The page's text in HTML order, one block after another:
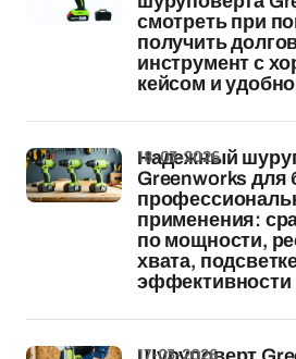
смотреть при
получить
инструмент с
кейсом и
Надежный
Greenworks для
применения:
по мощности,
хвата,
эффективности
18-03-2026
17-03-2026